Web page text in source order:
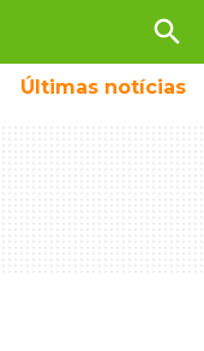
search
Últimas notícias